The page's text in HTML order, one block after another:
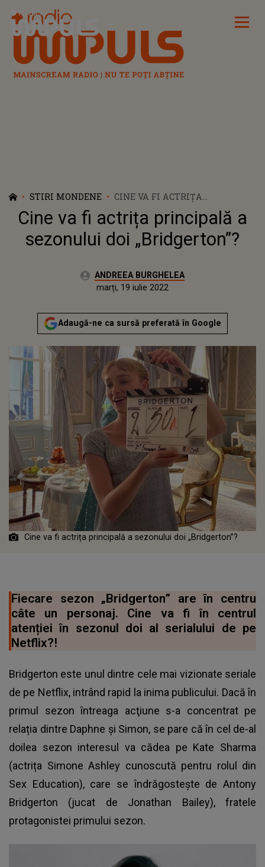
Radio Impuls
STIRI MONDENE
CINE VA FI ACTRIȚA
PRINCIPALĂ A SEZONULUI DOI
„BRIDGERTON”?
Cine va fi actrița principală a
sezonului doi „Bridgerton”?
Autor:ANDREEA BURGHELEA
marți, 16 februarie 2021Actualizat:
marți, 19 iulie 2022
Adaugă-ne ca sursă preferată în Google
Cine va fi actrița principală a sezonului doi „Bridgerton”?
Fiecare sezon „Bridgerton” are în centru
câte un personaj. Cine va fi în centrul
atenției în sezonul doi al serialului de pe
Netflix?!
Bridgerton este unul dintre cele mai vizionate seriale
de pe Netflix, intrând rapid la inima publicului. Dacă în
primul sezon întreaga acţiune s-a concentrat pe
relația dintre Daphne și Simon, se pare că în cel de-al
doilea sezon interesul va cădea pe Kate Sharma
(actrița Simone Ashley cunoscută pentru rolul din
Sex Education), care se îndrăgostește de Antony
Bridgerton (jucat de Jonathan Bailey), fratele
protagonistei primului sezon.